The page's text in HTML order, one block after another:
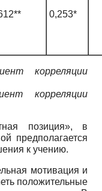
0,253*
корреляции
корреляции
позиция», в
предполагается
к учению.
мотивация и
положительные